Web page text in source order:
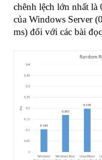
chênh lệch lớn nhất
của Windows Server
ms) đối với các bài